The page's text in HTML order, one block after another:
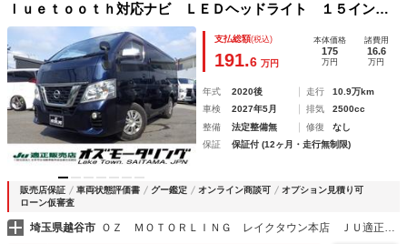
ｌｕｅｔｏｏｔｈ対応ナビ ＬＥＤヘッドライト １５インチ
タイヤ 夏冬タイヤ 特別仕様車 エマージェンシーブレー
キ 後期型 ＯＢＤ診断済み グー鑑定書付き
支払総額(税込)
191.6 万円
本体価格
175
万円
諸費用
16.6
万円
年式 2020後 走行
10.9万km
車検
2027年5月 排気
2500cc
整備
法定整備無 修復
なし
保証
保証付 (12ヶ月・走行無制限)
販売店保証 車両状態評価書 グー鑑定 オンライン商談可
オプション見積り可
ローン仮審査
埼玉県越谷市 ＯＺ ＭＯＴＯＲＬＩＮＧ レイクタウン本店 ＪＵ適正販売店